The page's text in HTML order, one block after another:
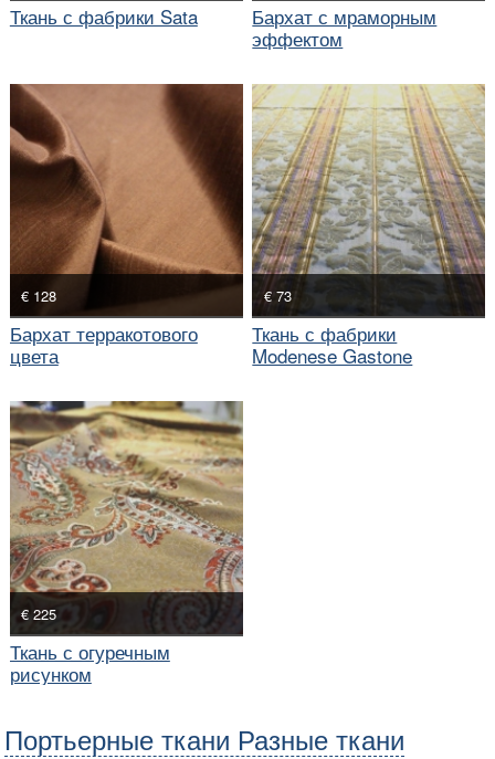
Ткань с фабрики Sata
Бархат с мраморным
эффектом
€ 128
Бархат терракотового
цвета
€ 73
Ткань с фабрики
Modenese Gastone
€ 225
Ткань с огуречным
рисунком
Портьерные ткани Разные ткани